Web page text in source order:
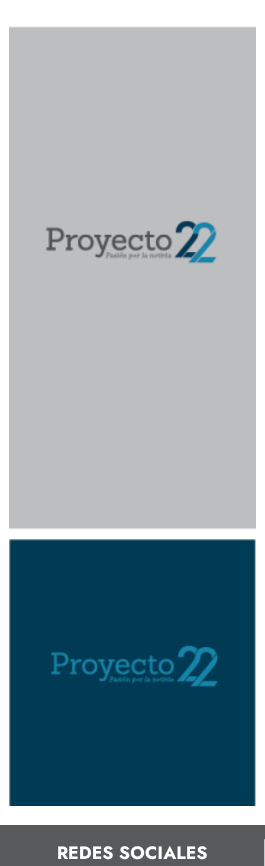
REDES SOCIALES